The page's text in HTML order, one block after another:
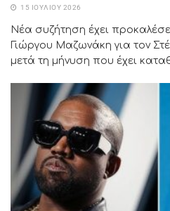
15 ΙΟΥΛΊΟΥ 2026
Νέα συζήτηση έχει
Γιώργου Μαζωνάκη για τον
μετά τη μήνυση που έχει